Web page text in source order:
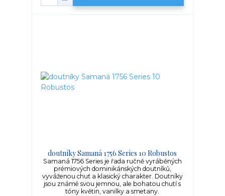
doutníky Samaná 1756 Series 10 Robustos
Samaná 1756 Series je řada ručně vyráběných
prémiových dominikánských doutníků,
vyváženou chuť a klasický charakter. Doutníky
jsou známé svou jemnou, ale bohatou chutí s
tóny květin, vanilky a smetany.